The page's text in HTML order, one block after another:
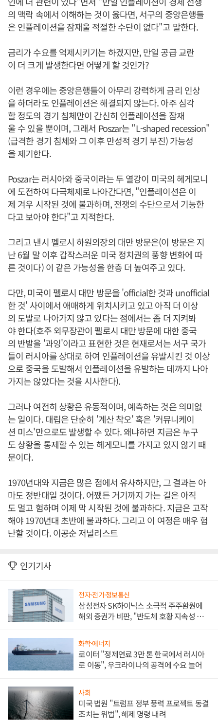
의 맥락 속에서 이해하는 것이 옳다면, 서구의 중앙은행들
은 인플레이션을 잠재울 적절한 수단이 없다"고 말한다.
금리가 수요를 억제시키기는 하겠지만, 만일 공급 교란
이 더 크게 발생한다면 어떻게 할 것인가?
이런 경우에는 중앙은행들이 아무리 강력하게 금리 인상
을 하더라도 인플레이션은 해결되지 않는다. 아주 심각
할 정도의 경기 침체만이 간신히 인플레이션을 잠재
울 수 있을 뿐이며, 그래서 Poszar는 "L-shaped recession"
(급격한 경기 침체와 그 이후 만성적 경기 부진) 가능성
을 제기한다.
Poszar는 러시아와 중국이라는 두 열강이 미국의 헤게모니
에 도전하여 다극체제로 나아간다면, "인플레이션은 이
제 겨우 시작된 것에 불과하며, 전쟁의 수단으로서 기능한
다고 보아야 한다"고 지적한다.
그리고 낸시 펠로시 하원의장의 대만 방문은(이 방문은 지
난 6월 말 이후 갑작스러운 미국 정치권의 풍향 변화에 따
른 것이다) 이 같은 가능성을 한층 더 높여주고 있다.
다만, 미국이 펠로시 대만 방문을 'official한 것과 unofficial
한 것' 사이에서 애매하게 위치시키고 있고 아직 더 이상
의 도발로 나아가지 않고 있다는 점에서는 좀 더 지켜봐
야 한다(호주 외무장관이 펠로시 대만 방문에 대한 중국
의 반발을 '과잉'이라고 표현한 것은 현재로서는 서구 국가
들이 러시아를 상대로 하여 인플레이션을 유발시킨 것 이상
으로 중국을 도발해서 인플레이션을 유발하는 데까지 나아
가지는 않았다는 것을 시사한다).
그러나 여전히 상황은 유동적이며, 예측하는 것은 의미없
는 일이다. 대립은 단순히 '계산 착오' 혹은 '커뮤니케이
션 미스'만으로도 발생할 수 있다. 왜냐하면 지금은 누구
도 상황을 통제할 수 있는 헤게모니를 가지고 있지 않기 때
문이다.
1970년대와 지금은 많은 점에서 유사하지만, 그 결과는 아
마도 정반대일 것이다. 어쨌든 거기까지 가는 길은 아직
도 멀고 험하며 이제 막 시작된 것에 불과하다. 지금은 고작
해야 1970년대 초반에 불과하다. 그리고 이 여정은 매우 험
난할 것이다. 이공순 저널리스트
인기기사
전자·전기·정보통신
삼성전자 SK하이닉스 소극적 주주환원에
해외 증권가 비판, "반도체 호황 지속성 의
화학·에너지
로이터 "정제연료 3만 톤 한국에서 러시아
로 이동", 우크라이나의 공격에 수요 늘어
사회
미국 법원 "트럼프 정부 풍력 프로젝트 동결
조치는 위법", 해제 명령 내려